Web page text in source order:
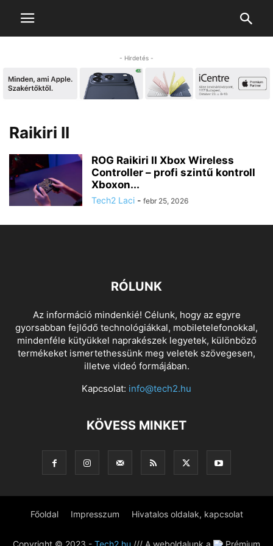
- Hirdetés -
Raikiri II
ROG Raikiri II Xbox Wireless
Controller – profi szintű kontroll
Xboxon...
Tech2 Laci - febr 25, 2026
RÓLUNK
Az információ mindenkié! Célunk, hogy az egyre
gyorsabban fejlődő technológiákkal, mobiletelefonokkal,
mindenféle kütyükkel naprakészek legyetek, különböző
termékeket ismertethessünk meg veletek szövegesen,
illetve videó formájában.
Kapcsolat: info@tech2.hu
KÖVESS MINKET
Főoldal Impresszum Hivatalos oldalak, kapcsolat